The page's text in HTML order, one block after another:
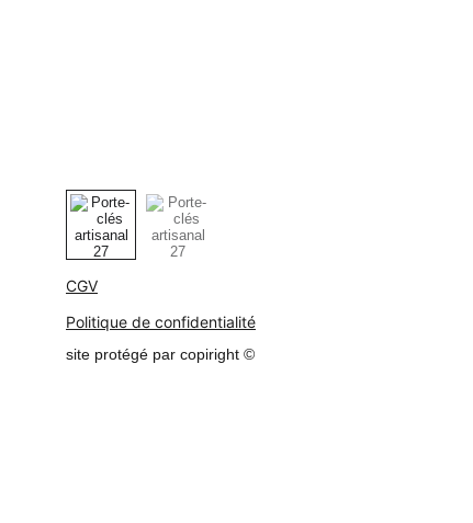
Politique de confidentialité
CGV
site protégé par copiright ©